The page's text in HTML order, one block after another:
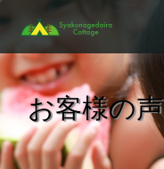
お客様の声